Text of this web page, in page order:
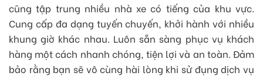
cũng tập trung nhiều nhà xe có tiếng của khu vực.
Cung cấp đa dạng tuyến chuyến, khởi hành với nhiều
khung giờ khác nhau. Luôn sẵn sàng phục vụ khách
hàng một cách nhanh chóng, tiện lợi và an toàn. Đảm
bảo rằng bạn sẽ vô cùng hài lòng khi sử đụng dịch vụ